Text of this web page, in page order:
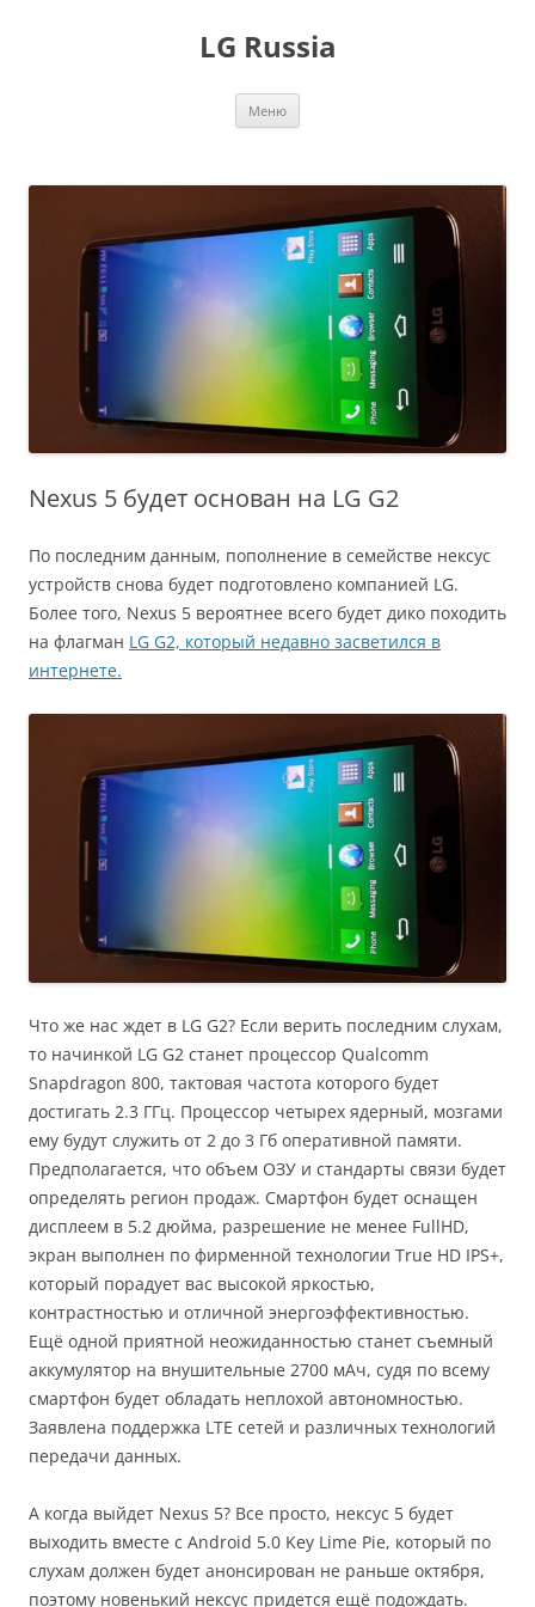
LG Russia
Меню
Nexus 5 будет основан на LG G2
По последним данным, пополнение в семействе нексус
устройств снова будет подготовлено компанией LG.
Более того, Nexus 5 вероятнее всего будет дико походить
на флагман LG G2, который недавно засветился в
интернете.
Что же нас ждет в LG G2? Если верить последним слухам,
то начинкой LG G2 станет процессор Qualcomm
Snapdragon 800, тактовая частота которого будет
достигать 2.3 ГГц. Процессор четырех ядерный, мозгами
ему будут служить от 2 до 3 Гб оперативной памяти.
Предполагается, что объем ОЗУ и стандарты связи будет
определять регион продаж. Смартфон будет оснащен
дисплеем в 5.2 дюйма, разрешение не менее FullHD,
экран выполнен по фирменной технологии True HD IPS+,
который порадует вас высокой яркостью,
контрастностью и отличной энергоэффективностью.
Ещё одной приятной неожиданностью станет съемный
аккумулятор на внушительные 2700 мАч, судя по всему
смартфон будет обладать неплохой автономностью.
Заявлена поддержка LTE сетей и различных технологий
передачи данных.
А когда выйдет Nexus 5? Все просто, нексус 5 будет
выходить вместе с Android 5.0 Key Lime Pie, который по
слухам должен будет анонсирован не раньше октября,
поэтому новенький нексус придется ещё подождать.